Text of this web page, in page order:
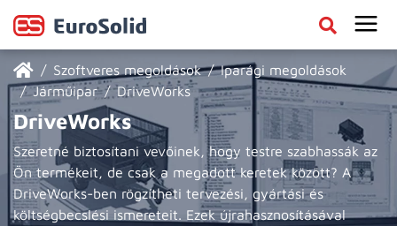
Szoftveres megoldások
Iparági megoldások
Járműipar
DriveWorks
DriveWorks
Szeretné biztosítani vevőinek, hogy testre szabhassák az
Ön termékeit, de csak a megadott keretek között? A
DriveWorks-ben rögzítheti tervezési, gyártási és
költségbecslési ismereteit. Ezek újrahasznosításával